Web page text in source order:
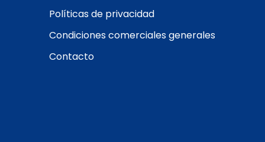
Políticas de privacidad
Condiciones comerciales generales
Contacto